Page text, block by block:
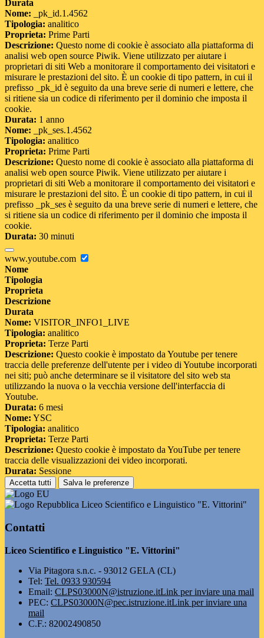
Durata
Nome: _pk_id.1.4562
Tipologia: analitico
Proprieta: Prime Parti
Descrizione: Questo nome di cookie è associato alla piattaforma di
analisi web open source Piwik. Viene utilizzato per aiutare i
proprietari di siti Web a monitorare il comportamento dei visitatori e
misurare le prestazioni del sito. È un cookie di tipo pattern, in cui il
prefisso _pk_id è seguito da una breve serie di numeri e lettere, che
si ritiene sia un codice di riferimento per il dominio che imposta il
cookie.
Durata: 1 anno
Nome: _pk_ses.1.4562
Tipologia: analitico
Proprieta: Prime Parti
Descrizione: Questo nome di cookie è associato alla piattaforma di
analisi web open source Piwik. Viene utilizzato per aiutare i
proprietari di siti Web a monitorare il comportamento dei visitatori e
misurare le prestazioni del sito. È un cookie di tipo pattern, in cui il
prefisso _pk_ses è seguito da una breve serie di numeri e lettere, che
si ritiene sia un codice di riferimento per il dominio che imposta il
cookie.
Durata: 30 minuti
www.youtube.com
Nome
Tipologia
Proprieta
Descrizione
Durata
Nome: VISITOR_INFO1_LIVE
Tipologia: analitico
Proprieta: Terze Parti
Descrizione: Questo cookie è impostato da Youtube per tenere
traccia delle preferenze dell'utente per i video di Youtube incorporati
nei siti; può anche determinare se il visitatore del sito web sta
utilizzando la nuova o la vecchia versione dell'interfaccia di
Youtube.
Durata: 6 mesi
Nome: YSC
Tipologia: analitico
Proprieta: Terze Parti
Descrizione: Questo cookie è impostato da YouTube per tenere
traccia delle visualizzazioni dei video incorporati.
Durata: Sessione
Accetta tutti Salva le preferenze
Liceo Scientifico e Linguistico "E. Vittorini"
Contatti
Liceo Scientifico e Linguistico "E. Vittorini"
Via Pitagora s.n.c. - 93012 GELA (CL)
Tel: Tel. 0933 930594
Email: CLPS03000N@istruzione.itLink per inviare una mail
PEC: CLPS03000N@pec.istruzione.itLink per inviare una
mail
C.F.: 82002490850